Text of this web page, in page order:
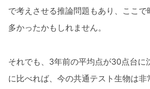
で考えさせる推論問題もあり、ここで
多かったかもしれません。
それでも、3年前の平均点が30点台に
に比べれば、今の共通テスト生物は